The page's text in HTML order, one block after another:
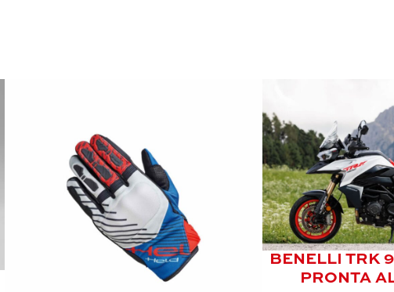
BENELLI TRK
PRONTA